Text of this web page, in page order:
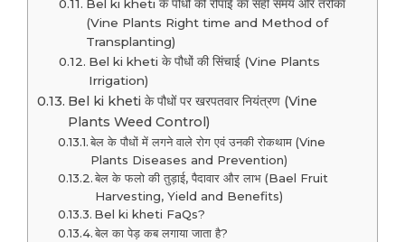
Bel ki kheti के पौधों की रोपाई का सही समय और तरीका
(Vine Plants Right time and Method of
Transplanting)
Bel ki kheti के पौधों की सिंचाई (Vine Plants
Irrigation)
Bel ki kheti के पौधों पर खरपतवार नियंत्रण (Vine
Plants Weed Control)
बेल के पौधों में लगने वाले रोग एवं उनकी रोकथाम (Vine
Plants Diseases and Prevention)
बेल के फलो की तुड़ाई, पैदावार और लाभ (Bael Fruit
Harvesting, Yield and Benefits)
Bel ki kheti FaQs?
बेल का पेड़ कब लगाया जाता है?